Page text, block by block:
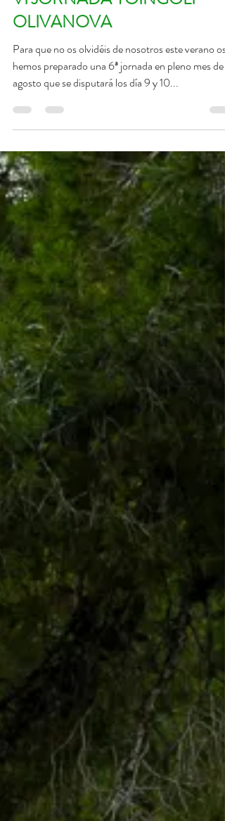
23 jul 2019 1 min de lectura
VI JORNADA YOINGOLF
OLIVANOVA
Para que no os olvidéis de nosotros este verano os